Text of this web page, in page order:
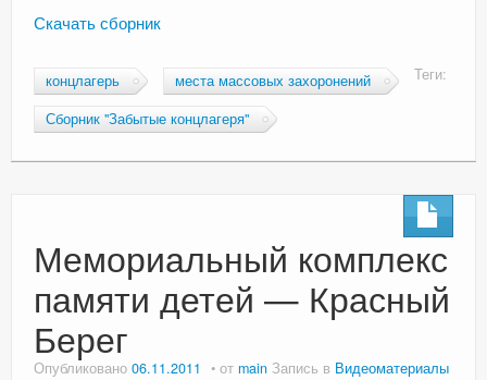
Скачать сборник
Теги:
концлагерь
места массовых захоронений
Сборник "Забытые концлагеря"
Мемориальный комплекс
памяти детей — Красный
Берег
Опубликовано 06.11.2011 от main Запись в Видеоматериалы